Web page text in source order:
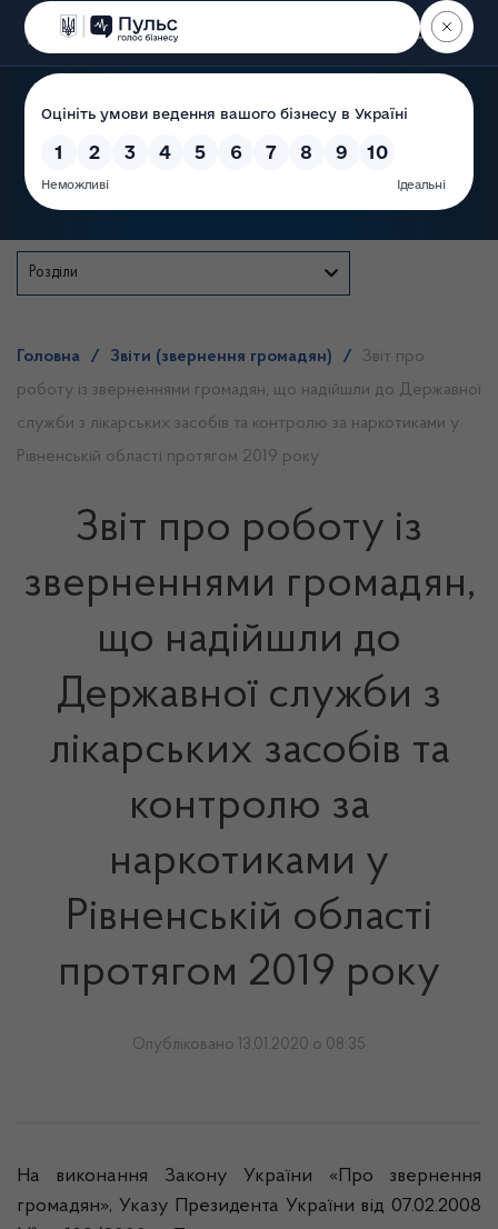
Пошук
Розділи
Головна / Звіти (звернення громадян) /
Звіт про
роботу із зверненнями громадян, що надійшли до Державної
служби з лікарських засобів та контролю за наркотиками у
Рівненській області протягом 2019 року
Звіт про роботу із
зверненнями громадян,
що надійшли до
Державної служби з
лікарських засобів та
контролю за
наркотиками у
Рівненській області
протягом 2019 року
Опубліковано 13.01.2020 о 08:35
На виконання Закону України «Про звернення
громадян», Указу Президента України від 07.02.2008